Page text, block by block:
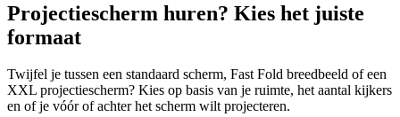
Projectiescherm huren? Kies het juiste
formaat
Twijfel je tussen een standaard scherm, Fast Fold breedbeeld of een
XXL projectiescherm? Kies op basis van je ruimte, het aantal kijkers
en of je vóór of achter het scherm wilt projecteren.